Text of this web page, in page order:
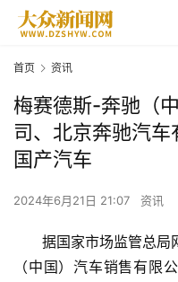
首页 资讯
梅赛德斯-奔驰（
司、北京奔驰汽
国产汽车
2024年6月21日 21:07 资讯
据国家市场监管总局
（中国）汽车销售有限